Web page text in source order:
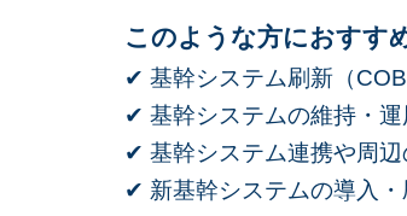
このような方におすす
✔ 基幹システム刷新（
✔ 基幹システムの維持・
✔ 基幹システム連携や周
✔ 新基幹システムの導入